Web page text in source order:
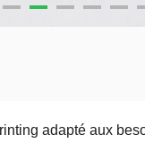
adapté aux